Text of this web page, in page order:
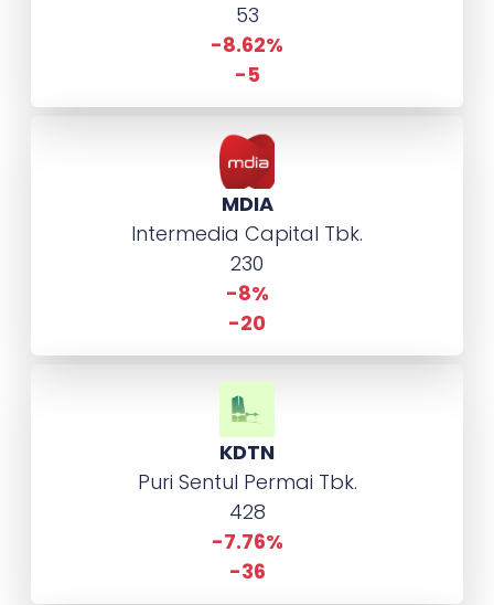
53
-8.62%
-5
MDIA
Intermedia Capital Tbk.
230
-8%
-20
KDTN
Puri Sentul Permai Tbk.
428
-7.76%
-36